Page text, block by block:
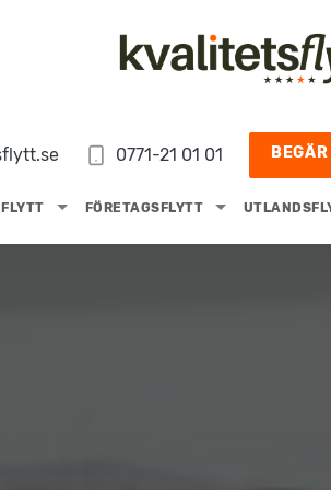
0771-21 01 01
FLYTT FÖRETAGSFLYTT